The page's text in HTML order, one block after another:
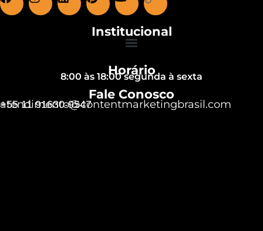
Institucional
Horário
8:00 às 18:00 segunda à sexta
Fale Conosco
+55 11 91630-9547
atendimento@contentmarketingbrasil.com